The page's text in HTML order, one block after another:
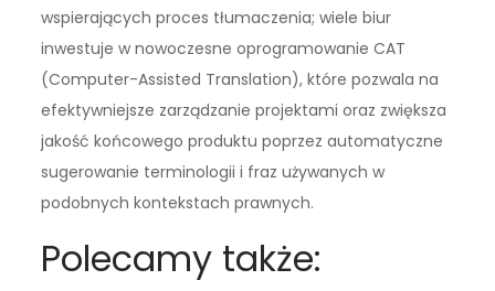
wspierających proces tłumaczenia; wiele biur
inwestuje w nowoczesne oprogramowanie CAT
(Computer-Assisted Translation), które pozwala na
efektywniejsze zarządzanie projektami oraz zwiększa
jakość końcowego produktu poprzez automatyczne
sugerowanie terminologii i fraz używanych w
podobnych kontekstach prawnych.
Polecamy także: